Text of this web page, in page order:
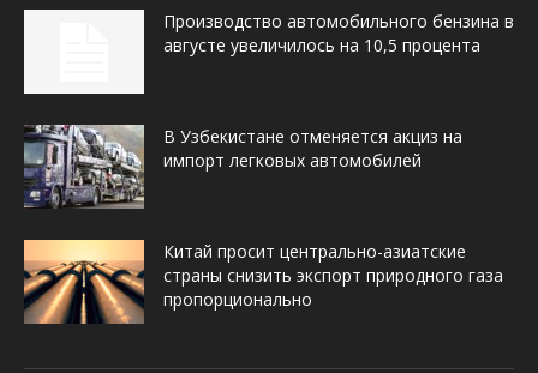
Производство автомобильного бензина в
августе увеличилось на 10,5 процента
В Узбекистане отменяется акциз на
импорт легковых автомобилей
Китай просит центрально-азиатские
страны снизить экспорт природного газа
пропорционально